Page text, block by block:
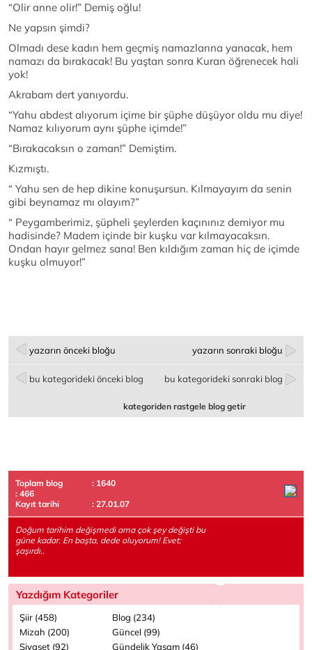
“Olir anne olir!” Demiş oğlu!
Ne yapsın şimdi?
Olmadı dese kadın hem geçmiş namazlarına yanacak, hem
namazı da bırakacak! Bu yaştan sonra Kuran öğrenecek hali
yok!
Akrabam dert yanıyordu.
“Yahu abdest alıyorum içime bir şüphe düşüyor oldu mu diye!
Namaz kılıyorum aynı şüphe içimde!”
“Bırakacaksın o zaman!” Demiştim.
Kızmıştı.
“ Yahu sen de hep dikine konuşursun. Kılmayayım da senin
gibi beynamaz mı olayım?”
“ Peygamberimiz, şüpheli şeylerden kaçınınız demiyor mu
hadisinde? Madem içinde bir kuşku var kılmayacaksın.
Ondan hayır gelmez sana! Ben kıldığım zaman hiç de içimde
kuşku olmuyor!”
yazarın önceki bloğu yazarın sonraki bloğu
bu kategorideki önceki blog bu kategorideki sonraki blog
kategoriden rastgele blog getir
Toplam blog
: 1640
: 466
Kayıt tarihi
: 27.01.07
Doğum tarihim değişmedi ama çok şey değişti bu
güne kadar. En başta, dede oluyorum! Evet;
şaşırdı..
Yazdığım Kategoriler
Şiir (458)
Blog (234)
Mizah (200)
Güncel (99)
Siyaset (92)
Gündelik Yaşam (46)